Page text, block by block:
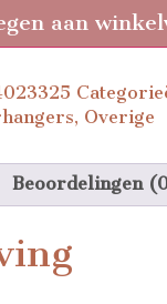
aan
, Overige
Beoordelingen